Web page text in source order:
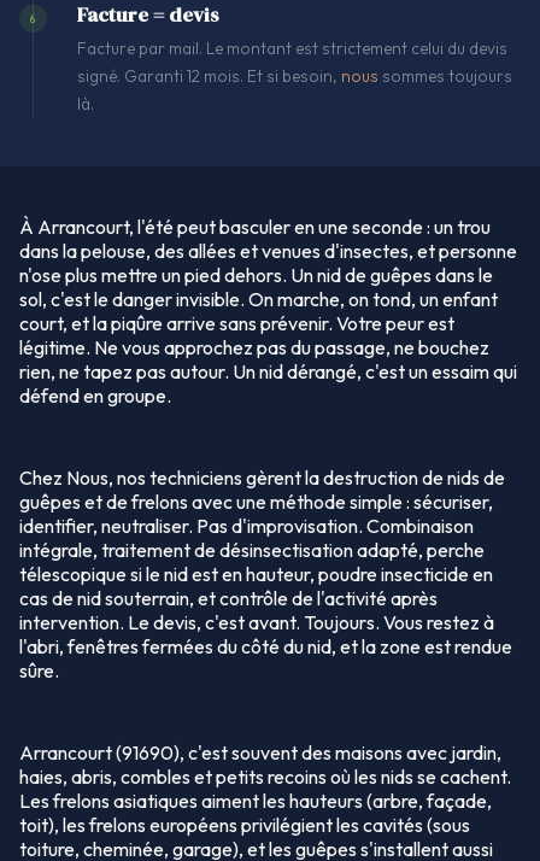
6 Facture = devis
Facture par mail. Le montant est strictement celui du devis
signé. Garanti 12 mois. Et si besoin, nous sommes toujours
là.
À Arrancourt, l'été peut basculer en une seconde : un trou
dans la pelouse, des allées et venues d'insectes, et personne
n'ose plus mettre un pied dehors. Un nid de guêpes dans le
sol, c'est le danger invisible. On marche, on tond, un enfant
court, et la piqûre arrive sans prévenir. Votre peur est
légitime. Ne vous approchez pas du passage, ne bouchez
rien, ne tapez pas autour. Un nid dérangé, c'est un essaim qui
défend en groupe.
Chez Nous, nos techniciens gèrent la destruction de nids de
guêpes et de frelons avec une méthode simple : sécuriser,
identifier, neutraliser. Pas d'improvisation. Combinaison
intégrale, traitement de désinsectisation adapté, perche
télescopique si le nid est en hauteur, poudre insecticide en
cas de nid souterrain, et contrôle de l'activité après
intervention. Le devis, c'est avant. Toujours. Vous restez à
l'abri, fenêtres fermées du côté du nid, et la zone est rendue
sûre.
Arrancourt (91690), c'est souvent des maisons avec jardin,
haies, abris, combles et petits recoins où les nids se cachent.
Les frelons asiatiques aiment les hauteurs (arbre, façade,
toit), les frelons européens privilégient les cavités (sous
toiture, cheminée, garage), et les guêpes s'installent aussi